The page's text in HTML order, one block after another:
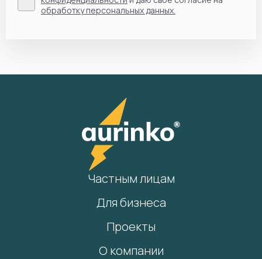
обработку персональных данных.
Частным лицам
Для бизнеса
Проекты
О компании